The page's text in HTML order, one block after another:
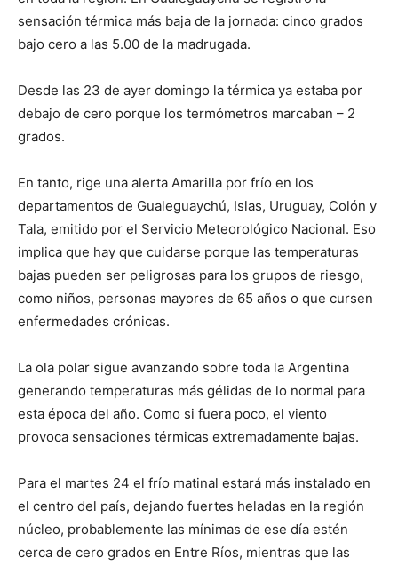
sensación térmica más baja de la jornada: cinco grados
bajo cero a las 5.00 de la madrugada.
Desde las 23 de ayer domingo la térmica ya estaba por
debajo de cero porque los termómetros marcaban – 2
grados.
En tanto, rige una alerta Amarilla por frío en los
departamentos de Gualeguaychú, Islas, Uruguay, Colón y
Tala, emitido por el Servicio Meteorológico Nacional. Eso
implica que hay que cuidarse porque las temperaturas
bajas pueden ser peligrosas para los grupos de riesgo,
como niños, personas mayores de 65 años o que cursen
enfermedades crónicas.
La ola polar sigue avanzando sobre toda la Argentina
generando temperaturas más gélidas de lo normal para
esta época del año. Como si fuera poco, el viento
provoca sensaciones térmicas extremadamente bajas.
Para el martes 24 el frío matinal estará más instalado en
el centro del país, dejando fuertes heladas en la región
núcleo, probablemente las mínimas de ese día estén
cerca de cero grados en Entre Ríos, mientras que las